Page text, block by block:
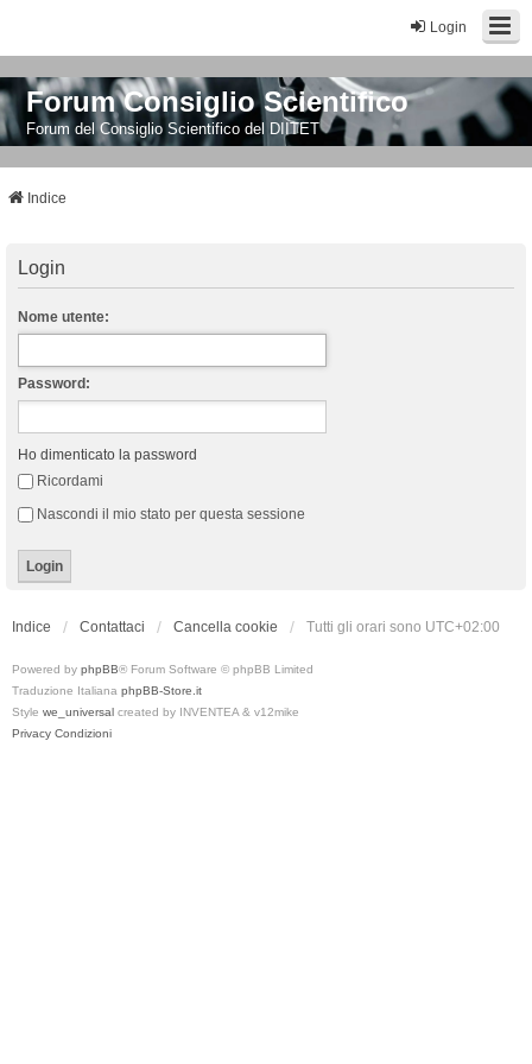
Login
Forum Consiglio Scientifico
Forum del Consiglio Scientifico del DIITET
Indice
Login
Nome utente:
Password:
Ho dimenticato la password
Ricordami
Nascondi il mio stato per questa sessione
Indice Contattaci Cancella cookie Tutti gli orari sono UTC+02:00
Powered by phpBB® Forum Software © phpBB Limited
Traduzione Italiana phpBB-Store.it
Style we_universal created by INVENTEA & v12mike
Privacy Condizioni